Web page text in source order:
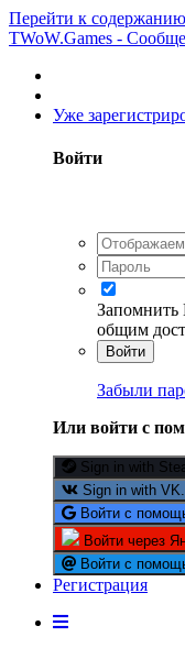
Перейти к содержанию
TWoW.Games -
Уже
Войти
Запомнить
общим
Войти
Забыли
Или войти с
Sign in with
Sign in with
Войти с
Войти через
Войти с
Регистрация